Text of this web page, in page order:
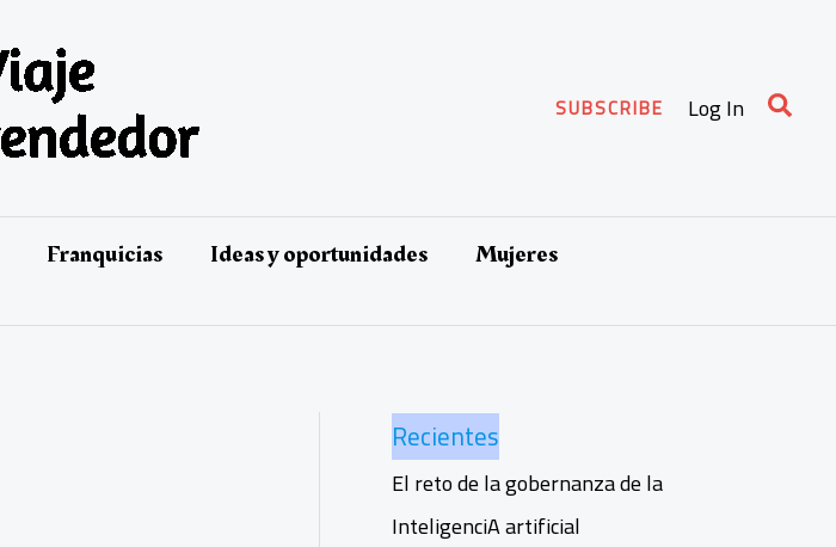
SUBSCRIBE Log In
Franquicias Ideas y oportunidades
Mujeres
Recientes
El reto de la gobernanza de la
InteligenciA artificial